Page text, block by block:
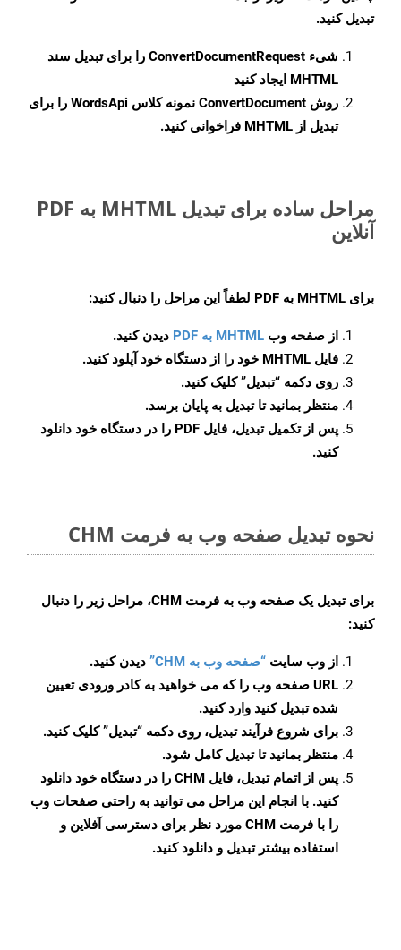
تبدیل کنید.
شیء ConvertDocumentRequest را برای تبدیل سند
MHTML ایجاد کنید
روش ConvertDocument
نمونه کلاس WordsApi را برای
تبدیل از MHTML فراخوانی کنید.
مراحل ساده برای تبدیل MHTML به PDF
آنلاین
برای MHTML به PDF لطفاً این مراحل را دنبال کنید:
از صفحه وب MHTML به PDF
دیدن کنید.
فایل MHTML خود را از دستگاه خود آپلود کنید.
روی دکمه “تبدیل”کلیک کنید.
منتظر بمانید تا تبدیل به پایان برسد.
پس از تکمیل تبدیل، فایل PDF را در دستگاه خود دانلود
کنید.
نحوه تبدیل صفحه وب به فرمت CHM
برای تبدیل یک صفحه وب به فرمت CHM، مراحل زیر را دنبال
کنید:
از وب سایت “صفحه وب به CHM”
دیدن کنید.
URL صفحه وب را که می خواهید به کادر ورودی تعیین
شده تبدیل کنید وارد کنید.
برای شروع فرآیند تبدیل، روی دکمه “تبدیل” کلیک کنید.
منتظر بمانید تا تبدیل کامل شود.
پس از اتمام تبدیل، فایل CHM را در دستگاه خود دانلود
کنید. با انجام این مراحل می توانید به راحتی صفحات وب
را با فرمت CHM مورد نظر برای دسترسی آفلاین و
استفاده بیشتر تبدیل و دانلود کنید.